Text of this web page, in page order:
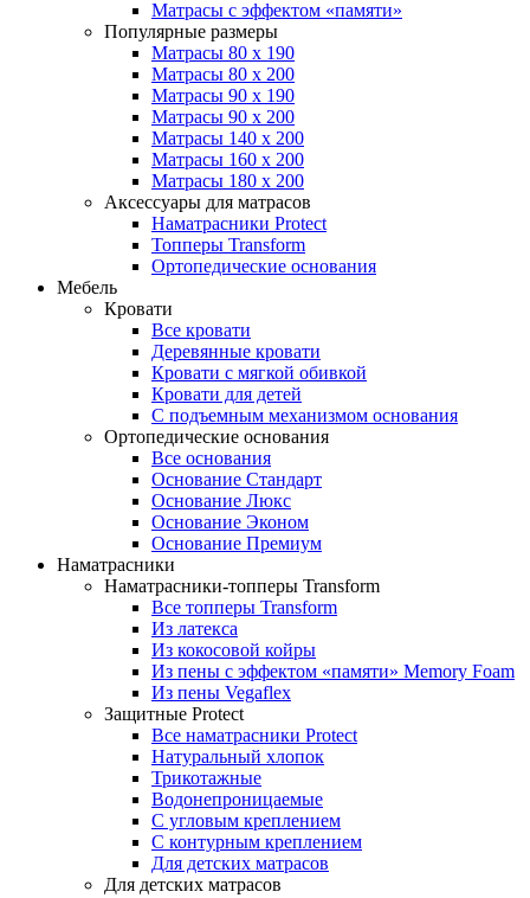
Матрасы с эффектом «памяти»
Популярные размеры
Матрасы 80 x 190
Матрасы 80 x 200
Матрасы 90 x 190
Матрасы 90 x 200
Матрасы 140 x 200
Матрасы 160 x 200
Матрасы 180 x 200
Аксессуары для матрасов
Наматрасники Protect
Топперы Transform
Ортопедические основания
Мебель
Кровати
Все кровати
Деревянные кровати
Кровати с мягкой обивкой
Кровати для детей
С подъемным механизмом основания
Ортопедические основания
Все основания
Основание Стандарт
Основание Люкс
Основание Эконом
Основание Премиум
Наматрасники
Наматрасники-топперы Transform
Все топперы Transform
Из латекса
Из кокосовой койры
Из пены с эффектом «памяти» Memory Foam
Из пены Vegaflex
Защитные Protect
Все наматрасники Protect
Натуральный хлопок
Трикотажные
Водонепроницаемые
С угловым креплением
С контурным креплением
Для детских матрасов
Для детских матрасов